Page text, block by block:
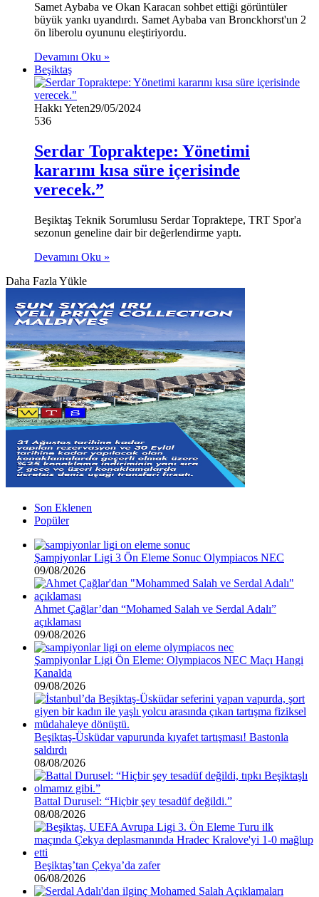
Samet Aybaba ve Okan Karacan sohbet ettiği görüntüler
büyük yankı uyandırdı. Samet Aybaba van Bronckhorst'un 2
ön liberolu oyununu eleştiriyordu.
Devamını Oku »
Beşiktaş
Hakkı Yeten29/05/2024
536
Serdar Topraktepe: Yönetimi
kararını kısa süre içerisinde
verecek.”
Beşiktaş Teknik Sorumlusu Serdar Topraktepe, TRT Spor'a
sezonun geneline dair bir değerlendirme yaptı.
Devamını Oku »
Daha Fazla Yükle
Son Eklenen
Popüler
Şampiyonlar Ligi 3 Ön Eleme Sonuc Olympiacos NEC
09/08/2026
Ahmet Çağlar’dan “Mohamed Salah ve Serdal Adalı”
açıklaması
09/08/2026
Şampiyonlar Ligi Ön Eleme: Olympiacos NEC Maçı Hangi
Kanalda
09/08/2026
Beşiktaş-Üsküdar vapurunda kıyafet tartışması! Bastonla
saldırdı
08/08/2026
Battal Durusel: “Hiçbir şey tesadüf değildi.”
08/08/2026
Beşiktaş’tan Çekya’da zafer
06/08/2026